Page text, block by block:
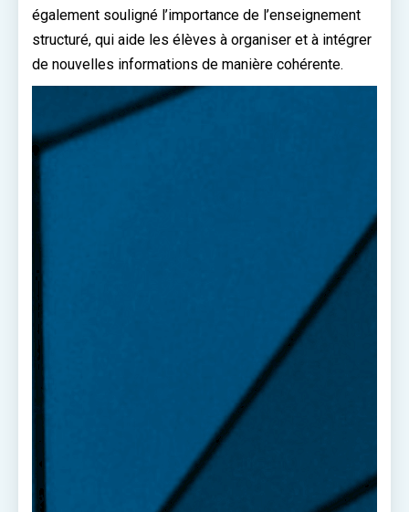
également souligné l’importance de l’enseignement
structuré, qui aide les élèves à organiser et à intégrer
de nouvelles informations de manière cohérente.